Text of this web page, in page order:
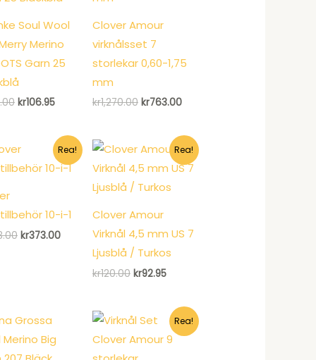
Soul Wool
Merino
Garn 25
Det
kr143.00.
kr106.95Det
är:
kr106.95.
Clover Amour
virknålsset 7
storlekar 0,60-1,75
mm
kr1,270.00 Det
kr1,270.00.
kr763.00Det
är:
kr763.00.
Rea!
10-i-1
Det
kr373.00Det
nuvarande
Rea!
Clover Amour
Virknål 4,5 mm US 7
Ljusblå / Turkos
kr120.00 Det
kr120.00.
kr92.95Det
är:
kr92.95.
Rea!